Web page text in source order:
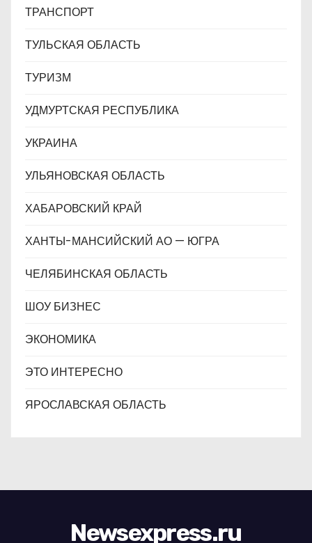
ТРАНСПОРТ
ТУЛЬСКАЯ ОБЛАСТЬ
ТУРИЗМ
УДМУРТСКАЯ РЕСПУБЛИКА
УКРАИНА
УЛЬЯНОВСКАЯ ОБЛАСТЬ
ХАБАРОВСКИЙ КРАЙ
ХАНТЫ-МАНСИЙСКИЙ АО — ЮГРА
ЧЕЛЯБИНСКАЯ ОБЛАСТЬ
ШОУ БИЗНЕС
ЭКОНОМИКА
ЭТО ИНТЕРЕСНО
ЯРОСЛАВСКАЯ ОБЛАСТЬ
Newsexpress.ru